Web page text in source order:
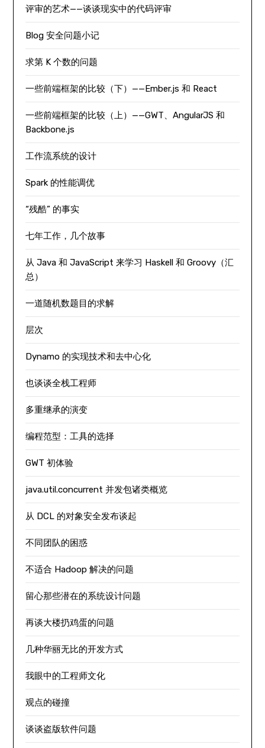
评审的艺术——谈谈现实中的代码评审
Blog 安全问题小记
求第 K 个数的问题
一些前端框架的比较（下）——Ember.js 和 React
一些前端框架的比较（上）——GWT、AngularJS 和
Backbone.js
工作流系统的设计
Spark 的性能调优
“残酷” 的事实
七年工作，几个故事
从 Java 和 JavaScript 来学习 Haskell 和 Groovy（汇
总）
一道随机数题目的求解
层次
Dynamo 的实现技术和去中心化
也谈谈全栈工程师
多重继承的演变
编程范型：工具的选择
GWT 初体验
java.util.concurrent 并发包诸类概览
从 DCL 的对象安全发布谈起
不同团队的困惑
不适合 Hadoop 解决的问题
留心那些潜在的系统设计问题
再谈大楼扔鸡蛋的问题
几种华丽无比的开发方式
我眼中的工程师文化
观点的碰撞
谈谈盗版软件问题